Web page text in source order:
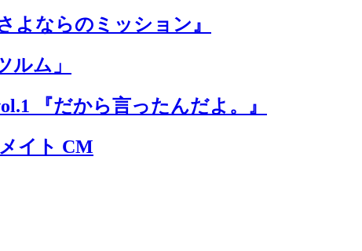
よならのミッション』
ルム」
『だから言ったんだよ。』
イト CM